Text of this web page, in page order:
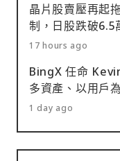
晶片股賣壓再起
制，日股跌破6.5
17 hours ago
BingX 任命
多資產、以用戶
1 day ago